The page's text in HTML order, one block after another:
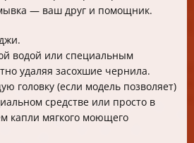
— ваш друг и помощник.
водой или специальным
удаляя засохшие чернила.
головку (если модель позволяет)
средстве или просто в
капли мягкого моющего